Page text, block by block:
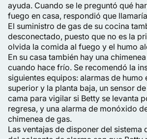
ayuda. Cuando se le preguntó qué
fuego en casa, respondió que
El suministro de gas de su cocina
desconectado, puesto que no es la
olvida la comida al fuego y el humo
En su casa también hay una
cuando hace frío. Se recomendó la
siguientes equipos: alarmas de humo
superior y la planta baja, un sensor
cama para vigilar si Betty se levanta
regresa, y una alarma de monóxido
chimenea de gas.
Las ventajas de disponer del sistema